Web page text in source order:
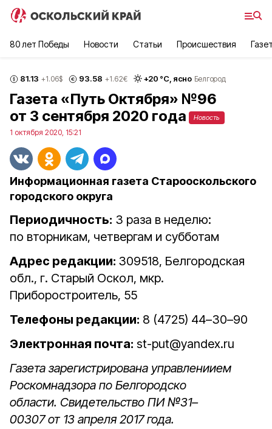
80 лет Победы Новости Статьи Происшествия
81.13 +1.06$ 93.58 +1.62€ +20 °С, ясно Белгород
Газета «Путь Октября» №96
от 3 сентября 2020 года
Новость
1 октября 2020, 15:21
Информационная газета Старооскольского
городского округа
Периодичность: 3 раза в неделю:
по вторникам, четвергам и субботам
Адрес редакции: 309518, Белгородская
обл., г. Старый Оскол, мкр.
Приборостроитель, 55
Телефоны редакции: 8 (4725) 44–30–90
Электронная почта: st-put@yandex.ru
Газета зарегистрирована управлениием
Роскомнадзора по Белгородско
области. Свидетельство ПИ №31–
00307 от 13 апреля 2017 года.